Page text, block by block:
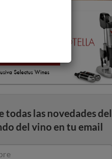
todas las novedades del
del vino en tu email